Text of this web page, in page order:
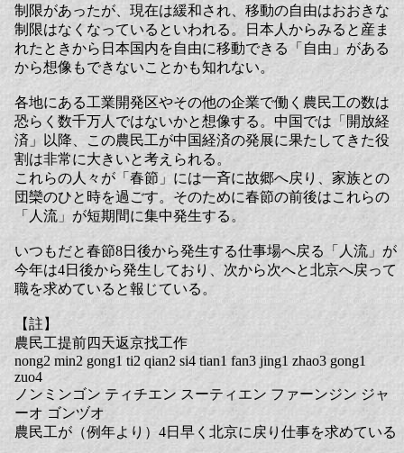
制限があったが、現在は緩和され、移動の自由はおおきな
制限はなくなっているといわれる。日本人からみると産ま
れたときから日本国内を自由に移動できる「自由」がある
から想像もできないことかも知れない。
各地にある工業開発区やその他の企業で働く農民工の数は
恐らく数千万人ではないかと想像する。中国では「開放経
済」以降、この農民工が中国経済の発展に果たしてきた役
割は非常に大きいと考えられる。
これらの人々が「春節」には一斉に故郷へ戻り、家族との
団欒のひと時を過ごす。そのために春節の前後はこれらの
「人流」が短期間に集中発生する。
いつもだと春節8日後から発生する仕事場へ戻る「人流」が
今年は4日後から発生しており、次から次へと北京へ戻って
職を求めていると報じている。
【註】
農民工提前四天返京找工作
nong2 min2 gong1 ti2 qian2 si4 tian1 fan3 jing1 zhao3 gong1
zuo4
ノンミンゴン ティチエン スーティエン ファーンジン ジャ
ーオ ゴンヅオ
農民工が（例年より）4日早く北京に戻り仕事を求めている